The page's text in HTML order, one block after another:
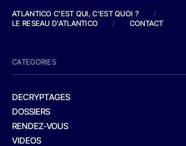
ATLANTICO C'EST QUI, C'EST QUOI ?
/
LE RESEAU D'ATLANTICO
/ CONTACT
CATEGORIES
DECRYPTAGES
DOSSIERS
RENDEZ-VOUS
VIDEOS